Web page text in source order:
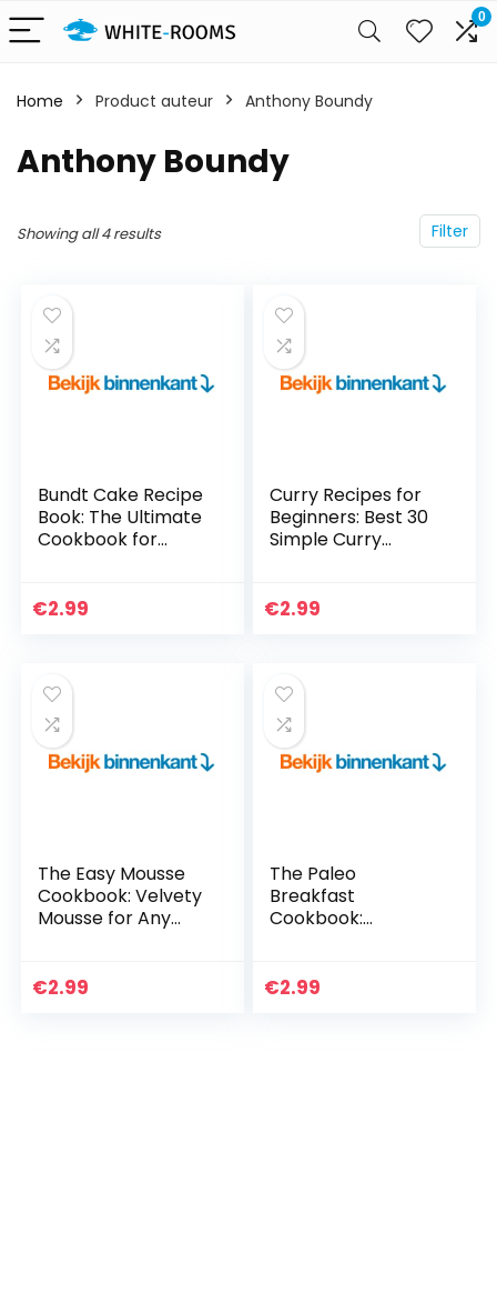
0
Home Product auteur Anthony Boundy
Anthony Boundy
Filter
Showing all 4 results
Bundt Cake Recipe
Book: The Ultimate
Cookbook for
€2.99
Curry Recipes for
Beginners: Best 30
Simple Curry
Edition)
€2.99
The Easy Mousse
Cookbook: Velvety
Mousse for Any
€2.99
The Paleo
Breakfast
Cookbook:
Right! (English
€2.99